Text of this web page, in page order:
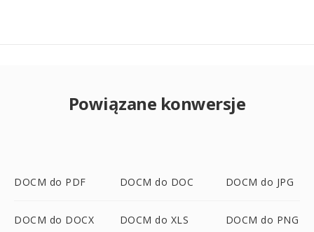
Powiązane konwersje
DOCM do PDF DOCM do DOC DOCM do JPG
DOCM do DOCX DOCM do XLS DOCM do PNG